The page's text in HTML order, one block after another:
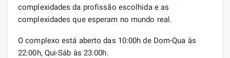
complexidades da profissão escolhida e as
complexidades que esperam no mundo real.
O complexo está aberto das 10:00h de Dom-Qua às
22:00h, Qui-Sáb às 23:00h.